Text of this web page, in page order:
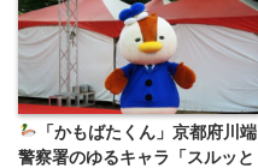
「かもばたくん」京都府川端
警察署のゆるキャラ「スルッと